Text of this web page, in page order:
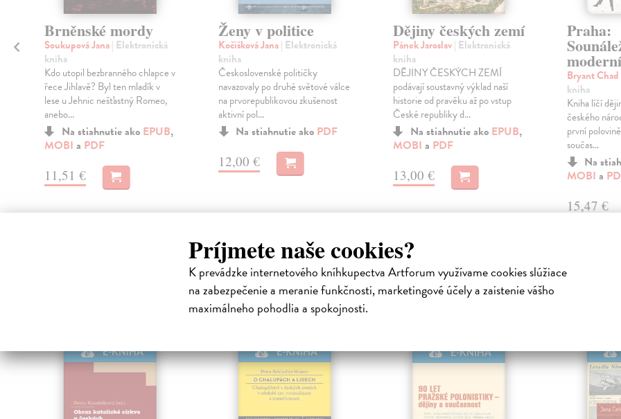
Príjmete naše cookies?
K prevádzke internetového kníhkupectva Artforum využívame cookies slúžiace
na zabezpečenie a meranie funkčnosti, marketingové účely a zaistenie vášho
maximálneho pohodlia a spokojnosti.
Brněnské mordy
Soukupová Jana| Elektronická
kniha
Kdo utopil bezbranného chlapce v
řece Jihlavě? Byl ten mladík v
lese u Jehnic nešťastný Romeo,
anebo...
Na stiahnutie ako EPUB,
MOBI a PDF
11,51 €
Ženy v politice
Kočišková Jana| Elektronická
kniha
Československé političky
navazovaly po druhé světové válce
na prvorepublikovou zkušenost
aktivní pol...
Na stiahnutie ako PDF
12,00 €
Dějiny českých zemí
Pánek Jaroslav| Elektronická
kniha
DĚJINY ČESKÝCH ZEMÍ
podávají soustavný výklad naší
historie od pravěku až po vstup
České republiky d...
Na stiahnutie ako EPUB,
MOBI a PDF
13,00 €
Praha:
Bryant Chad
kniha
Kniha líčí
českého
první
součas...
Na
MOBI a
15,47 €
Čitatelia s podobným vkusom si kúpili
E-KNIHA E-KNIHA E-KNIHA